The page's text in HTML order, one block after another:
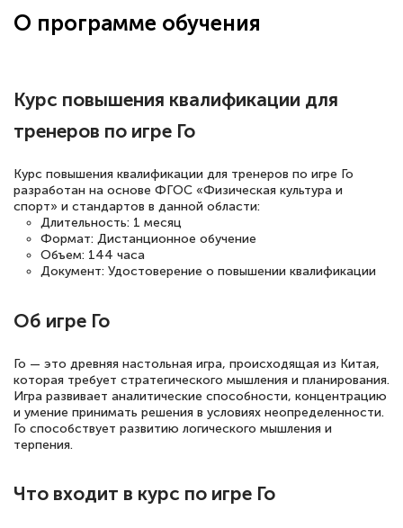
большое количество методических
Знаток города 5 уровня
18 марта 2026
Выражаю благодарность за курс
повышения квалификации "Эксперт ЕГЭ по
полезных материалов помогли
книги, методические рекомендации,
статьи. Времени на подготовку
достаточно. Курс помогает пройти
аттестацию в школе. Спасибо!
О программе обучения
Курс повышения квалификации для
тренеров по игре Го
Курс повышения квалификации для тренеров по игре Го
разработан на основе ФГОС «Физическая культура и
спорт» и стандартов в данной области:
Длительность: 1 месяц
Формат: Дистанционное обучение
Объем: 144 часа
Документ: Удостоверение о повышении квалификации
Об игре Го
Го — это древняя настольная игра, происходящая из Китая,
которая требует стратегического мышления и планирования.
Игра развивает аналитические способности, концентрацию
и умение принимать решения в условиях неопределенности.
Го способствует развитию логического мышления и
терпения.
Что входит в курс по игре Го